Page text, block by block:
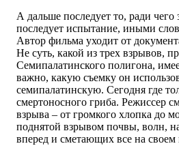
А дальше последует то, ради чего
последует испытание, иными
Автор фильма уходит от
Не суть, какой из трех взрывов,
Семипалатинского полигона,
важно, какую съемку он
семипалатинскую. Сегодня где
смертоносного гриба. Режиссер
взрыва – от громкого хлопка до
поднятой взрывом почвы, волн,
вперед и сметающих все на своем